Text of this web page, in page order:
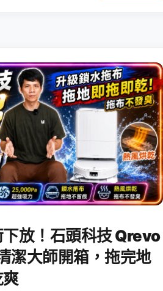
放！石頭科技 Qrevo
潔大師開箱，拖完地